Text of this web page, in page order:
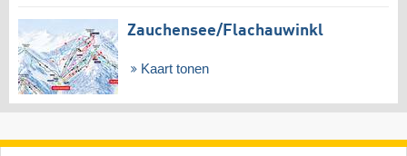
Zauchensee/​Flachauwinkl
Kaart tonen